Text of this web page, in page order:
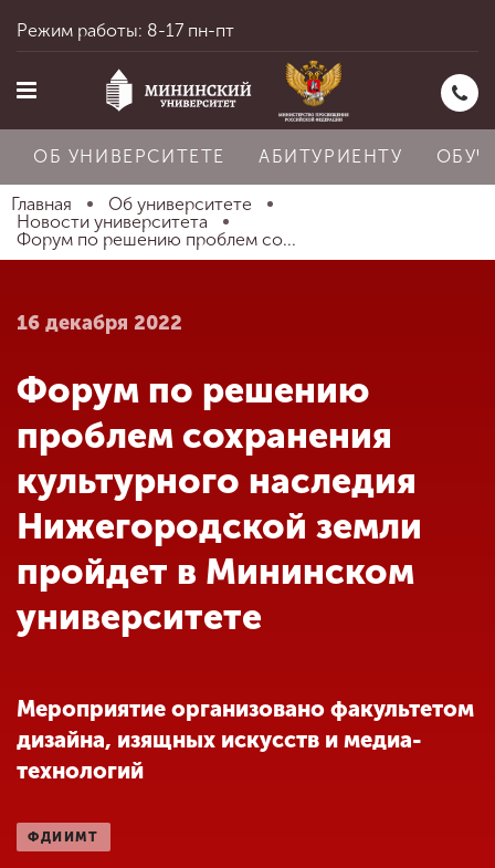
Главная
Абитуриенту
Обучение
Наука
Другие виды
деятельности
Студенческая жизнь
Режим работы: 8-17 пн-пт
ОБ УНИВЕРСИТЕТЕ АБИТУРИЕНТУ
Главная
Об университете
Новости университета
Форум по решению проблем со...
16 декабря 2022
Форум по решению
проблем сохранения
культурного наследия
Нижегородской земли
пройдет в Мининском
университете
Мероприятие организовано факультетом
дизайна, изящных искусств и медиа-
технологий
ФДИИМТ